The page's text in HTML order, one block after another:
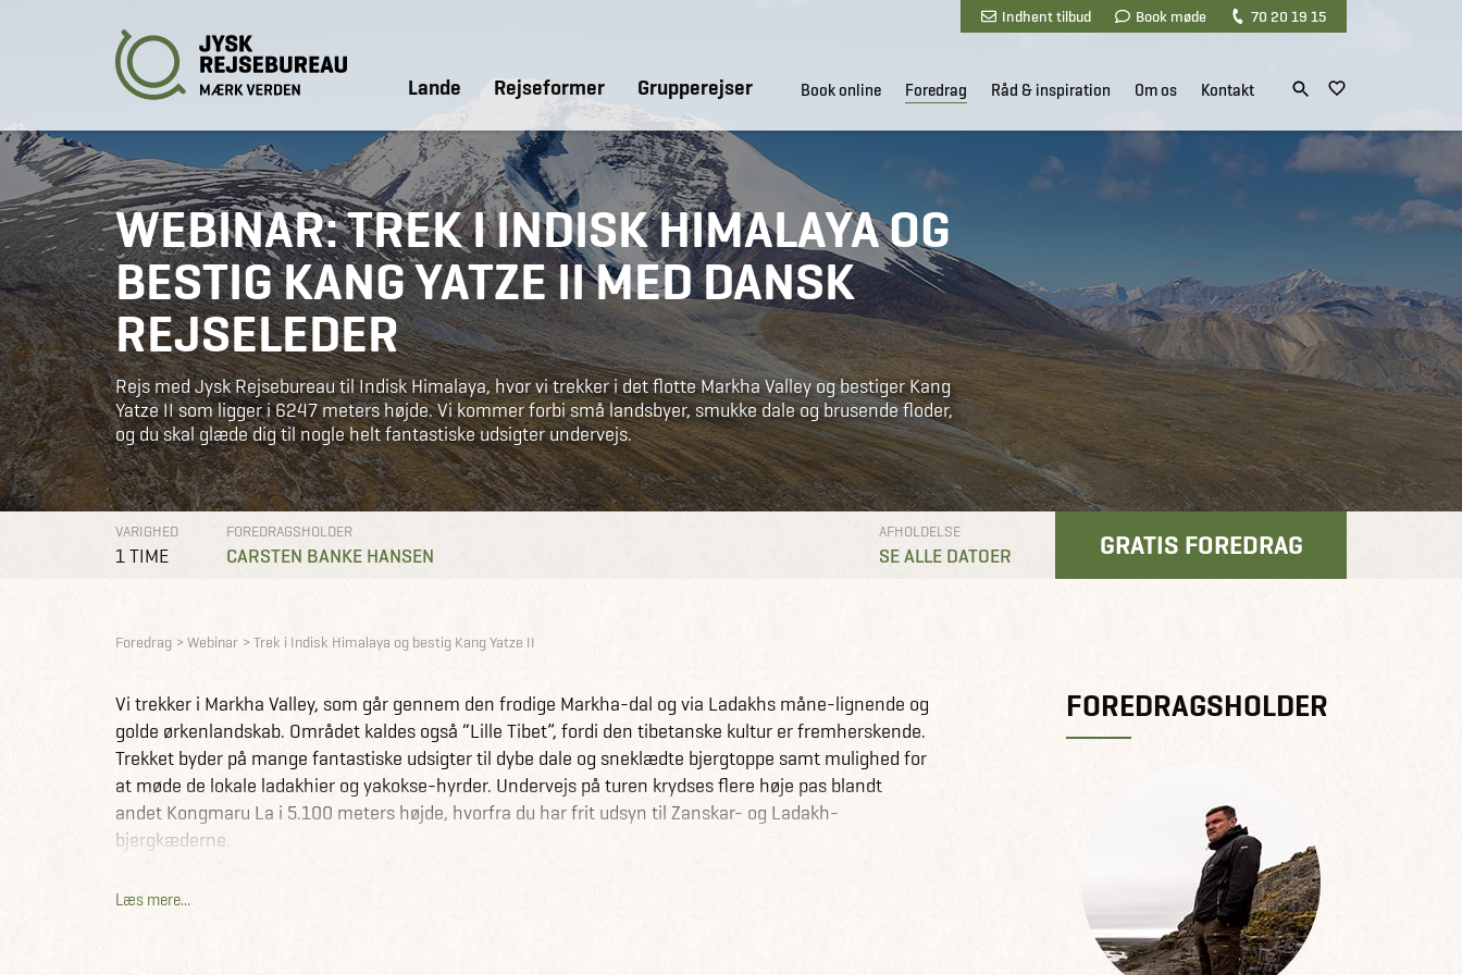
Indhent tilbud Book møde 70 20 19 15
Lande Rejseformer Grupperejser Book online Foredrag Råd & inspiration Om os Kontakt
WEBINAR: TREK I INDISK HIMALAYA OG
BESTIG KANG YATZE II MED DANSK
REJSELEDER
Rejs med Jysk Rejsebureau til Indisk Himalaya, hvor vi trekker i det flotte Markha Valley og bestiger Kang
Yatze II som ligger i 6247 meters højde. Vi kommer forbi små landsbyer, smukke dale og brusende floder,
og du skal glæde dig til nogle helt fantastiske udsigter undervejs.
VARIGHED
1 TIME
FOREDRAGSHOLDER
CARSTEN BANKE HANSEN
AFHOLDELSE
SE ALLE DATOER GRATIS FOREDRAG
Foredrag Webinar Trek i Indisk Himalaya og bestig Kang Yatze II
Vi trekker i Markha Valley, som går gennem den frodige Markha-dal og via Ladakhs måne-lignende og
golde ørkenlandskab. Området kaldes også “Lille Tibet”, fordi den tibetanske kultur er fremherskende.
Trekket byder på mange fantastiske udsigter til dybe dale og sneklædte bjergtoppe samt mulighed for
at møde de lokale ladakhier og yakokse-hyrder. Undervejs på turen krydses flere høje pas blandt
andet Kongmaru La i 5.100 meters højde, hvorfra du har frit udsyn til Zanskar- og Ladakh-
bjergkæderne.
Turens højdepunkt er bestigningen af Kang Yatze II, som ligger i 6.247 højdemeter.
Læs mere...
FOREDRAGSHOLDER